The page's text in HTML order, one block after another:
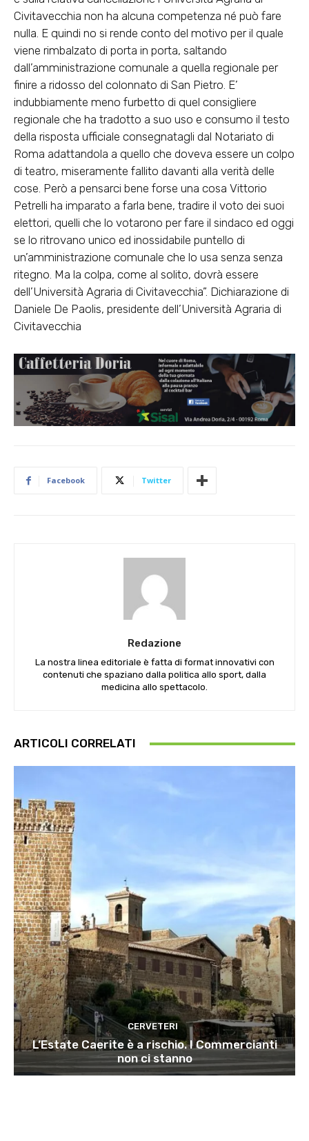
Civitavecchia non ha alcuna competenza né può fare
nulla. E quindi no si rende conto del motivo per il quale
viene rimbalzato di porta in porta, saltando
dall’amministrazione comunale a quella regionale per
finire a ridosso del colonnato di San Pietro. E’
indubbiamente meno furbetto di quel consigliere
regionale che ha tradotto a suo uso e consumo il testo
della risposta ufficiale consegnatagli dal Notariato di
Roma adattandola a quello che doveva essere un colpo
di teatro, miseramente fallito davanti alla verità delle
cose. Però a pensarci bene forse una cosa Vittorio
Petrelli ha imparato a farla bene, tradire il voto dei suoi
elettori, quelli che lo votarono per fare il sindaco ed oggi
se lo ritrovano unico ed inossidabile puntello di
un’amministrazione comunale che lo usa senza senza
ritegno. Ma la colpa, come al solito, dovrà essere
dell’Università Agraria di Civitavecchia”. Dichiarazione di
Daniele De Paolis, presidente dell’Università Agraria di
Civitavecchia
Facebook Twitter
Redazione
La nostra linea editoriale è fatta di format innovativi con
contenuti che spaziano dalla politica allo sport, dalla
medicina allo spettacolo.
ARTICOLI CORRELATI
CERVETERI
L’Estate Caerite è a rischio. I Commercianti
non ci stanno